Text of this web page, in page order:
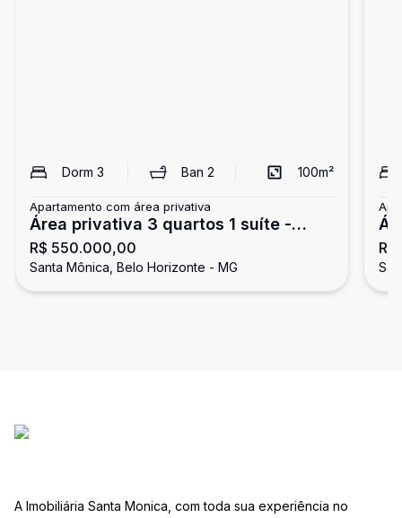
Dorm 3 Ban2 100m²
Apartamento com área privativa
Área privativa 3 quartos 1 suíte -
Santa Mônica
R$ 550.000,00
Santa Mônica, Belo Horizonte - MG
A Imobiliária Santa Monica, com toda sua experiência no